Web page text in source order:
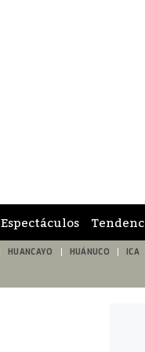
Espectáculos
HUANCAYO HUÁNUCO ICA